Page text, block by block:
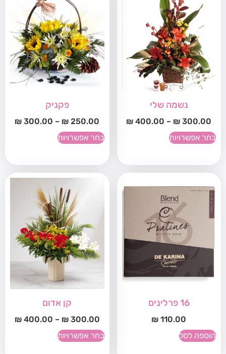
נשמה שלי
₪ 300.00
–
₪ 400.00
בחר אפשרויות
פקניק
₪ 250.00
–
₪ 300.00
בחר אפשרויות
16 פרלינים
₪ 110.00
הוספה לסל
קן אדום
₪300.00
–
₪400.00
בחר אפשרויות